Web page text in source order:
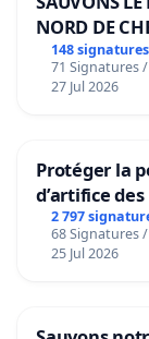
NORD DE
148 signatures
71 Signatures
27 Jul 2026
Protéger la
d’artifice
2 797
68 Signatures
25 Jul 2026